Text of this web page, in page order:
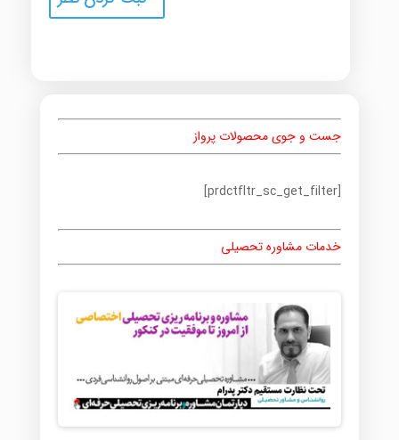
جست و جوی محصولات پرواز
[prdctfltr_sc_get_filter]
خدمات مشاوره تحصیلی